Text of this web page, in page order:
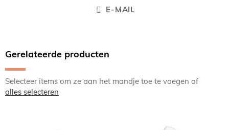
E-MAIL
Gerelateerde producten
Selecteer items om ze aan het mandje toe te voegen of
alles selecteren